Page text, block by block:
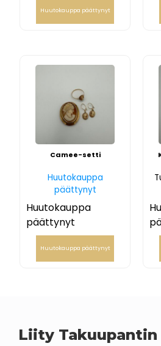
Huutokauppa päättynyt
Camee-setti
Huutokauppa
päättynyt
Huutokauppa
päättynyt
Huutokauppa päättynyt
Liity